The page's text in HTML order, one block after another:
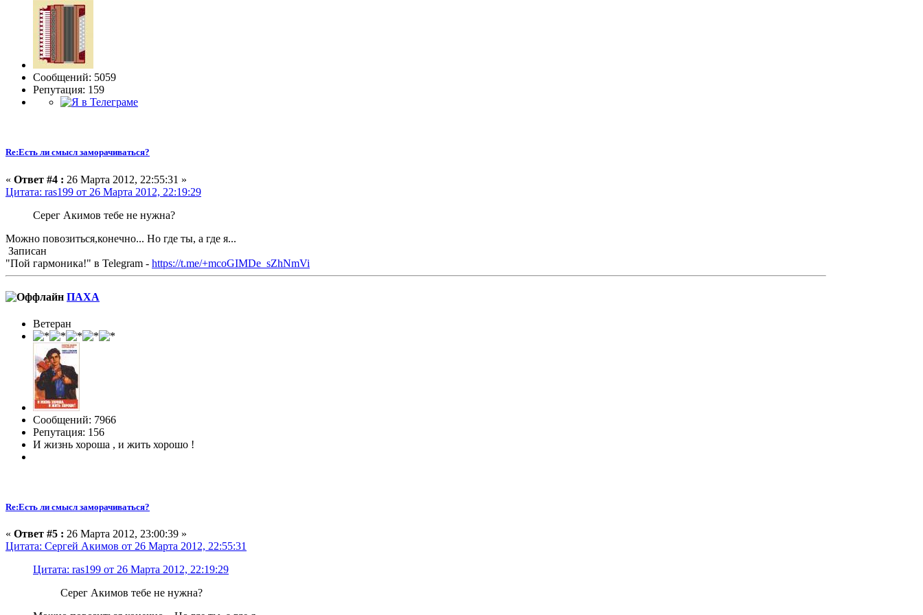
Сообщений: 5059
Репутация: 159
Re:Есть ли смысл заморачиваться?
« Ответ #4 : 26 Марта 2012, 22:55:31 »
Цитата: ras199 от 26 Марта 2012, 22:19:29
Серег Акимов тебе не нужна?
Можно повозиться,конечно... Но где ты, а где я...
Записан
"Пой гармоника!" в Telegram - https://t.me/+mcoGIMDe_sZhNmVi
ПАХА
Ветеран
Сообщений: 7966
Репутация: 156
И жизнь хороша , и жить хорошо !
Re:Есть ли смысл заморачиваться?
« Ответ #5 : 26 Марта 2012, 23:00:39 »
Цитата: Сергей Акимов от 26 Марта 2012, 22:55:31
Цитата: ras199 от 26 Марта 2012, 22:19:29
Серег Акимов тебе не нужна?